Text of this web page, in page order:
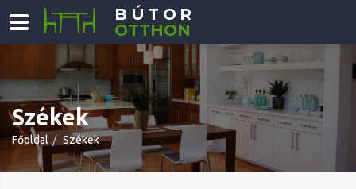
BÚTOR
OTTHON
Székek
Főoldal Székek